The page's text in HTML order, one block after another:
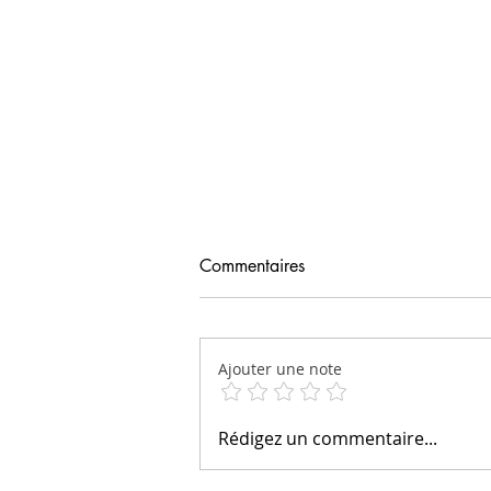
Le chemin de l’indépendance
Commentaires
Ajouter une note
Rédigez un commentaire...